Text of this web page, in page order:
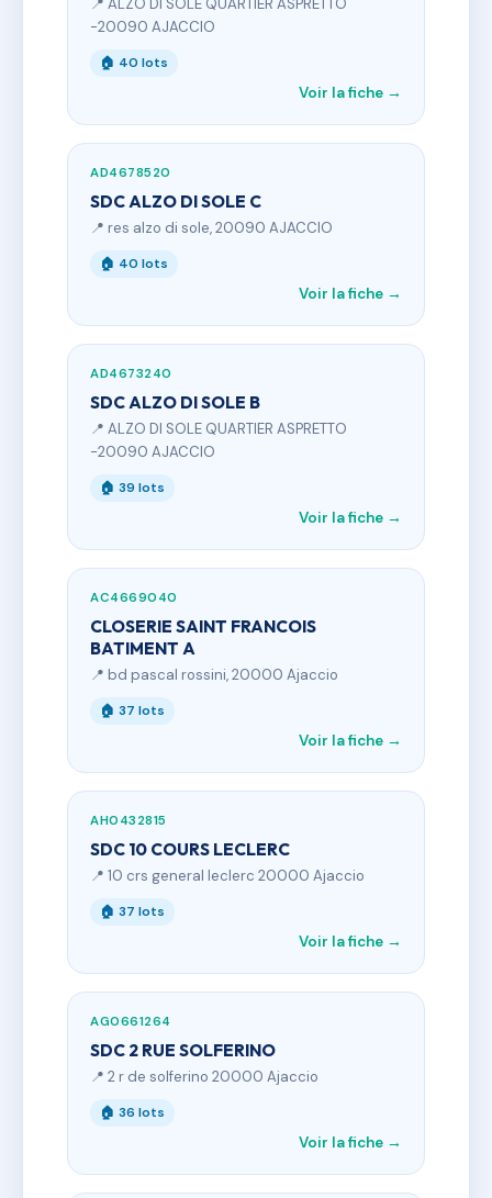
📍 ALZO DI SOLE QUARTIER ASPRETTO
-20090 AJACCIO
🏠 40 lots
Voir la fiche →
AD4678520
SDC ALZO DI SOLE C
📍 res alzo di sole, 20090 AJACCIO
🏠 40 lots
Voir la fiche →
AD4673240
SDC ALZO DI SOLE B
📍 ALZO DI SOLE QUARTIER ASPRETTO
-20090 AJACCIO
🏠 39 lots
Voir la fiche →
AC4669040
CLOSERIE SAINT FRANCOIS
BATIMENT A
📍 bd pascal rossini, 20000 Ajaccio
🏠 37 lots
Voir la fiche →
AH0432815
SDC 10 COURS LECLERC
📍 10 crs general leclerc 20000 Ajaccio
🏠 37 lots
Voir la fiche →
AG0661264
SDC 2 RUE SOLFERINO
📍 2 r de solferino 20000 Ajaccio
🏠 36 lots
Voir la fiche →